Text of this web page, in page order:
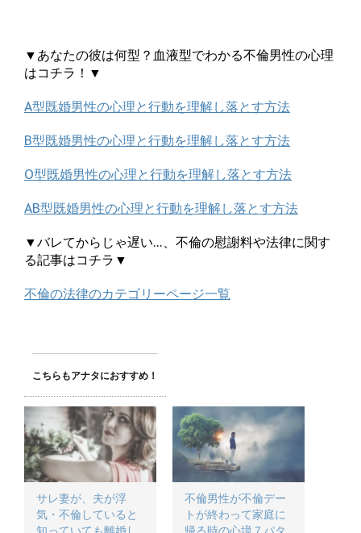
▼あなたの彼は何型？血液型でわかる不倫男性の心理
はコチラ！▼
A型既婚男性の心理と行動を理解し落とす方法
B型既婚男性の心理と行動を理解し落とす方法
O型既婚男性の心理と行動を理解し落とす方法
AB型既婚男性の心理と行動を理解し落とす方法
▼バレてからじゃ遅い…、不倫の慰謝料や法律に関す
る記事はコチラ▼
不倫の法律のカテゴリーページ一覧
こちらもアナタにおすすめ！
サレ妻が、夫が浮
気・不倫していると
不倫男性が不倫デー
トが終わって家庭に